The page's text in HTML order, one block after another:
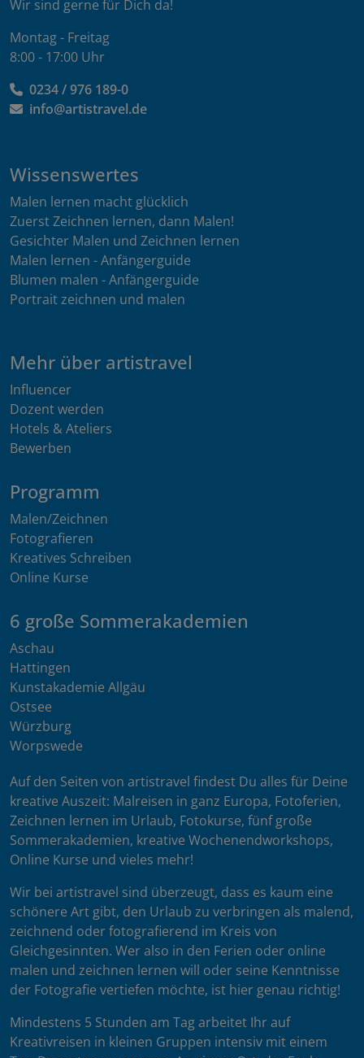
Wir sind gerne für Dich da!
Montag - Freitag
8:00 - 17:00 Uhr
0234 / 976 189-0
info@artistravel.de
Wissenswertes
Malen lernen macht glücklich
Zuerst Zeichnen lernen, dann Malen!
Gesichter Malen und Zeichnen lernen
Malen lernen - Anfängerguide
Blumen malen - Anfängerguide
Portrait zeichnen und malen
Mehr über artistravel
Influencer
Dozent werden
Hotels & Ateliers
Bewerben
Programm
Malen/Zeichnen
Fotografieren
Kreatives Schreiben
Online Kurse
6 große Sommerakademien
Aschau
Hattingen
Kunstakademie Allgäu
Ostsee
Würzburg
Worpswede
Auf den Seiten von artistravel findest Du alles für Deine
kreative Auszeit: Malreisen in ganz Europa, Fotoferien,
Zeichnen lernen im Urlaub, Fotokurse, fünf große
Sommerakademien, kreative Wochenendworkshops,
Online Kurse und vieles mehr!
Wir bei artistravel sind überzeugt, dass es kaum eine
schönere Art gibt, den Urlaub zu verbringen als malend,
zeichnend oder fotografierend im Kreis von
Gleichgesinnten. Wer also in den Ferien oder online
malen und zeichnen lernen will oder seine Kenntnisse
der Fotografie vertiefen möchte, ist hier genau richtig!
Mindestens 5 Stunden am Tag arbeitet Ihr auf
Kreativreisen in kleinen Gruppen intensiv mit einem